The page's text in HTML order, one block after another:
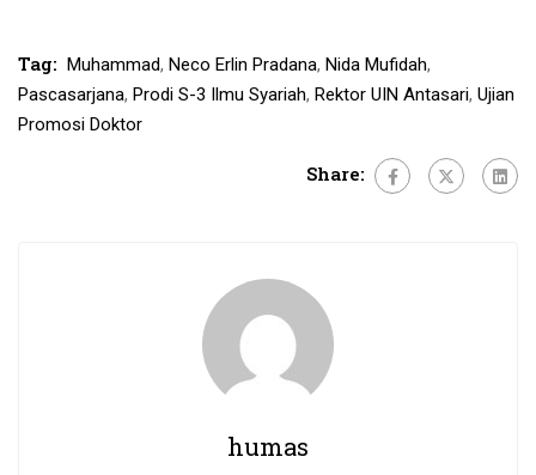
Tag: Muhammad, Neco Erlin Pradana, Nida Mufidah,
Pascasarjana, Prodi S-3 Ilmu Syariah, Rektor UIN Antasari, Ujian
Promosi Doktor
Share:
humas